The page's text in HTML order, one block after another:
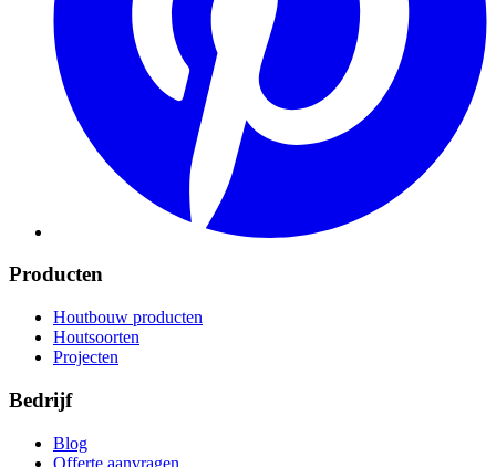
Producten
Houtbouw producten
Houtsoorten
Projecten
Bedrijf
Blog
Offerte aanvragen